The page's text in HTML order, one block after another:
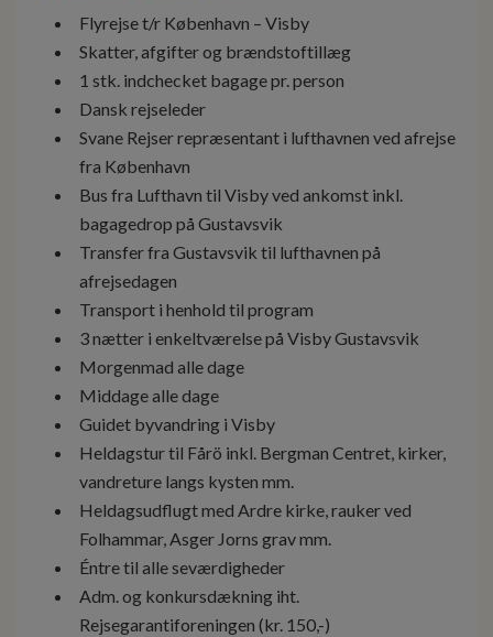
Flyrejse t/r København – Visby
Skatter, afgifter og brændstoftillæg
1 stk. indchecket bagage pr. person
Dansk rejseleder
Svane Rejser repræsentant i lufthavnen ved afrejse
fra København
Bus fra Lufthavn til Visby ved ankomst inkl.
bagagedrop på Gustavsvik
Transfer fra Gustavsvik til lufthavnen på
afrejsedagen
Transport i henhold til program
3 nætter i enkeltværelse på Visby Gustavsvik
Morgenmad alle dage
Middage alle dage
Guidet byvandring i Visby
Heldagstur til Fårö inkl. Bergman Centret, kirker,
vandreture langs kysten mm.
Heldagsudflugt med Ardre kirke, rauker ved
Folhammar, Asger Jorns grav mm.
Éntre til alle seværdigheder
Adm. og konkursdækning iht.
Rejsegarantiforeningen (kr. 150,-)